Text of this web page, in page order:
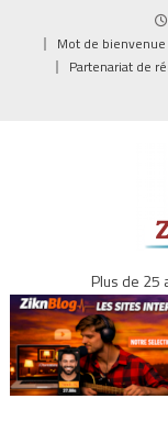
Mot de bienvenue
Partenariat de
Plus de 25